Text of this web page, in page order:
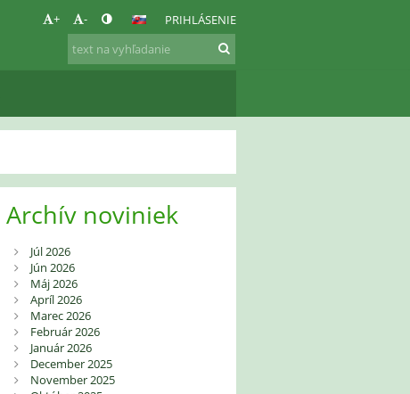
+ - PRIHLÁSENIE
Archív noviniek
Júl 2026
Jún 2026
Máj 2026
Apríl 2026
Marec 2026
Február 2026
Január 2026
December 2025
November 2025